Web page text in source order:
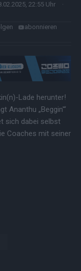
22:55 Uhr
·
abonnieren
Lade herunter!
Ananthu „Beggin'“
sich dabei selbst
Coaches mit seiner